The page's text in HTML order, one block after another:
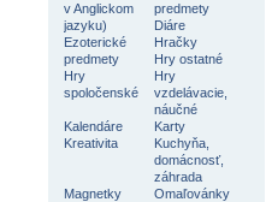
v Anglickom
jazyku)
predmety
Diáre
Ezoterické
predmety
Hračky
Hry ostatné
Hry
spoločenské
Hry
vzdelávacie,
náučné
Kalendáre
Karty
Kreativita
Kuchyňa,
domácnosť,
záhrada
Magnetky
Omaľovánky